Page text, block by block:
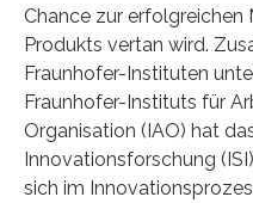
Chance zur erfolgreichen
Produkts vertan wird.
Fraunhofer-Instituten
Fraunhofer-Instituts für
Organisation (IAO) hat
Innovationsforschung
sich im